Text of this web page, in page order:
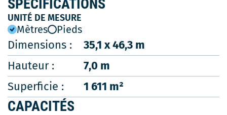
SPÉCIFICATIONS
UNITÉ DE MESURE
Mètres Pieds
Dimensions :
35,1 x 46,3 m
Hauteur :
7,0 m
Superficie :
1 611 m²
CAPACITÉS